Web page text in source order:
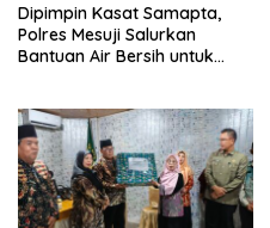
Dipimpin Kasat Samapta,
Polres Mesuji Salurkan
Bantuan Air Bersih untuk